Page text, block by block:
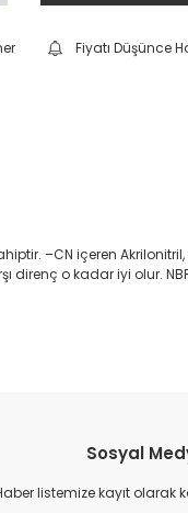
Fiyatı Düşünce
–CN içeren
o kadar iyi olur.
Sosyal
listemize kayıt